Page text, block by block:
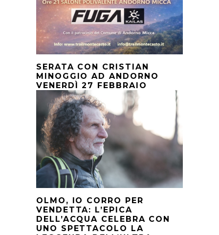
SERATA CON CRISTIAN
MINOGGIO AD ANDORNO
VENERDÌ 27 FEBBRAIO
OLMO, IO CORRO PER
VENDETTA: L’EPICA
DELL’ACQUA CELEBRA CON
UNO SPETTACOLO LA